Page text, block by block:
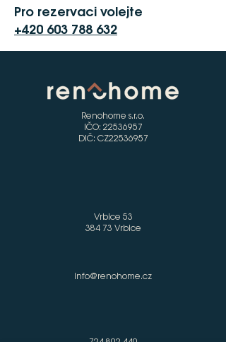
Pro rezervaci volejte
+420 603 788 632
Renohome s.r.o.
IČO: 22536957
DIČ: CZ22536957
Vrbice 53
384 73 Vrbice
info@renohome.cz